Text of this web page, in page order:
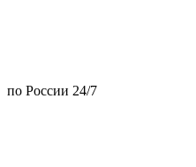
по России 24/7